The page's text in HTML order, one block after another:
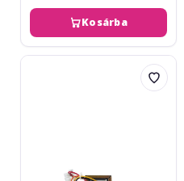
Kosárba
Monacor